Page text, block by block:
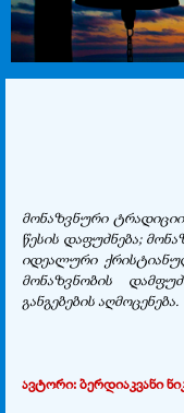
მონაზვნური
წესის დაფუძნება;
იდეალური
მონაზვნობის
განგებების აღმოცენება.
ავტორი: ბერდიაკვანი